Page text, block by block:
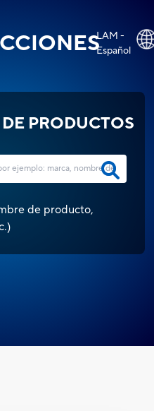
LAM -
Español
PRODUCTOS
de producto,
)